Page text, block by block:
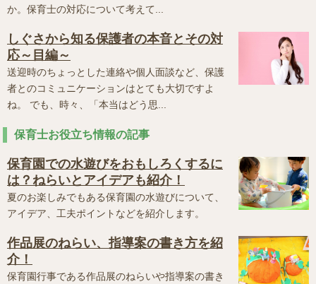
か。保育士の対応について考えて...
しぐさから知る保護者の本音とその対
応～目編～
送迎時のちょっとした連絡や個人面談など、保護
者とのコミュニケーションはとても大切ですよ
ね。 でも、時々、「本当はどう思...
保育士お役立ち情報の記事
保育園での水遊びをおもしろくするに
は？ねらいとアイデアも紹介！
夏のお楽しみでもある保育園の水遊びについて、
アイデア、工夫ポイントなどを紹介します。
作品展のねらい、指導案の書き方を紹
介！
保育園行事である作品展のねらいや指導案の書き